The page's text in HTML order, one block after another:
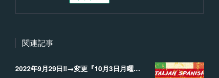
関連記事
2022年9月29日‼️→変更『10月3日月曜日』